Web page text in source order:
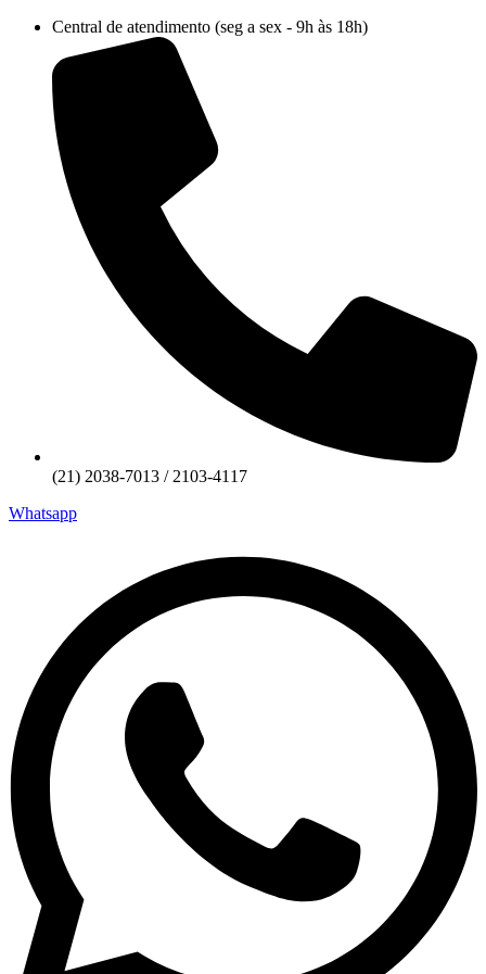
conteúdo
Central de atendimento (seg a sex - 9h às 18h)
(21) 2038-7013 / 2103-4117
Whatsapp